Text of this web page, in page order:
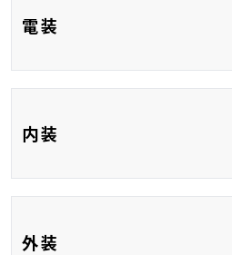
レーンアシスト
電装
内装
外装